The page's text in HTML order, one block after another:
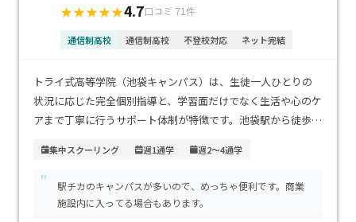
★★★★★4.7口コミ 71件
通信制高校 通信制高校 不登校対応 ネット完結
トライ式高等学院（池袋キャンパス）は、生徒一人ひとりの
状況に応じた完全個別指導と、学習面だけでなく生活や心のケ
アまで丁寧に行うサポート体制が特徴です。池袋駅から徒歩圏
内各地や埼玉方面からのアクセスも非常に良好です。学費は大
手サポート校として標準的な水準で、安心して継続できる点も
魅力です。不登校経験がある生徒や、自分のペースで高校卒業
集中スクーリング 週1通学 週2～4通学
"
駅チカのキャンパスが多いので、めっちゃ便利です。商業
施設内に入ってる場合もあります。